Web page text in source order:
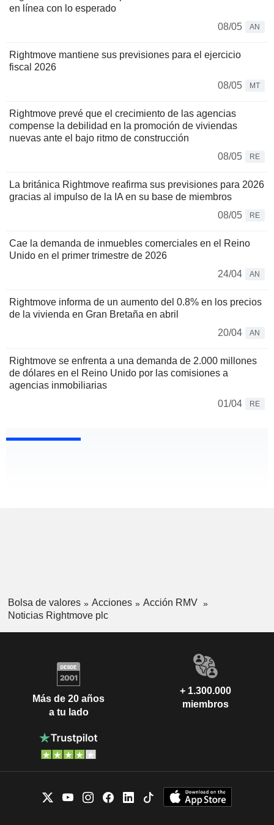
en línea con lo esperado
08/05
AN
Rightmove mantiene sus previsiones para el ejercicio
fiscal 2026
08/05
MT
Rightmove prevé que el crecimiento de las agencias
compense la debilidad en la promoción de viviendas
nuevas ante el bajo ritmo de construcción
08/05
RE
La británica Rightmove reafirma sus previsiones para 2026
gracias al impulso de la IA en su base de miembros
08/05
RE
Cae la demanda de inmuebles comerciales en el Reino
Unido en el primer trimestre de 2026
24/04
AN
Rightmove informa de un aumento del 0.8% en los precios
de la vivienda en Gran Bretaña en abril
20/04
AN
Rightmove se enfrenta a una demanda de 2.000 millones
de dólares en el Reino Unido por las comisiones a
agencias inmobiliarias
01/04
RE
Bolsa de valores Acciones
Acción RMV
Noticias Rightmove plc
Más de 20 años
a tu lado
+ 1.300.000
miembros